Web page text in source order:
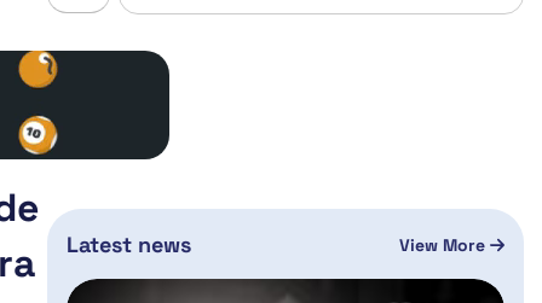
Latest news View More